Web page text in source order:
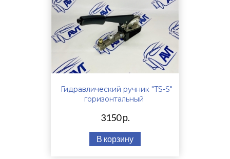
Гидравлический ручник "TS-S"
горизонтальный
3150 р.
В корзину